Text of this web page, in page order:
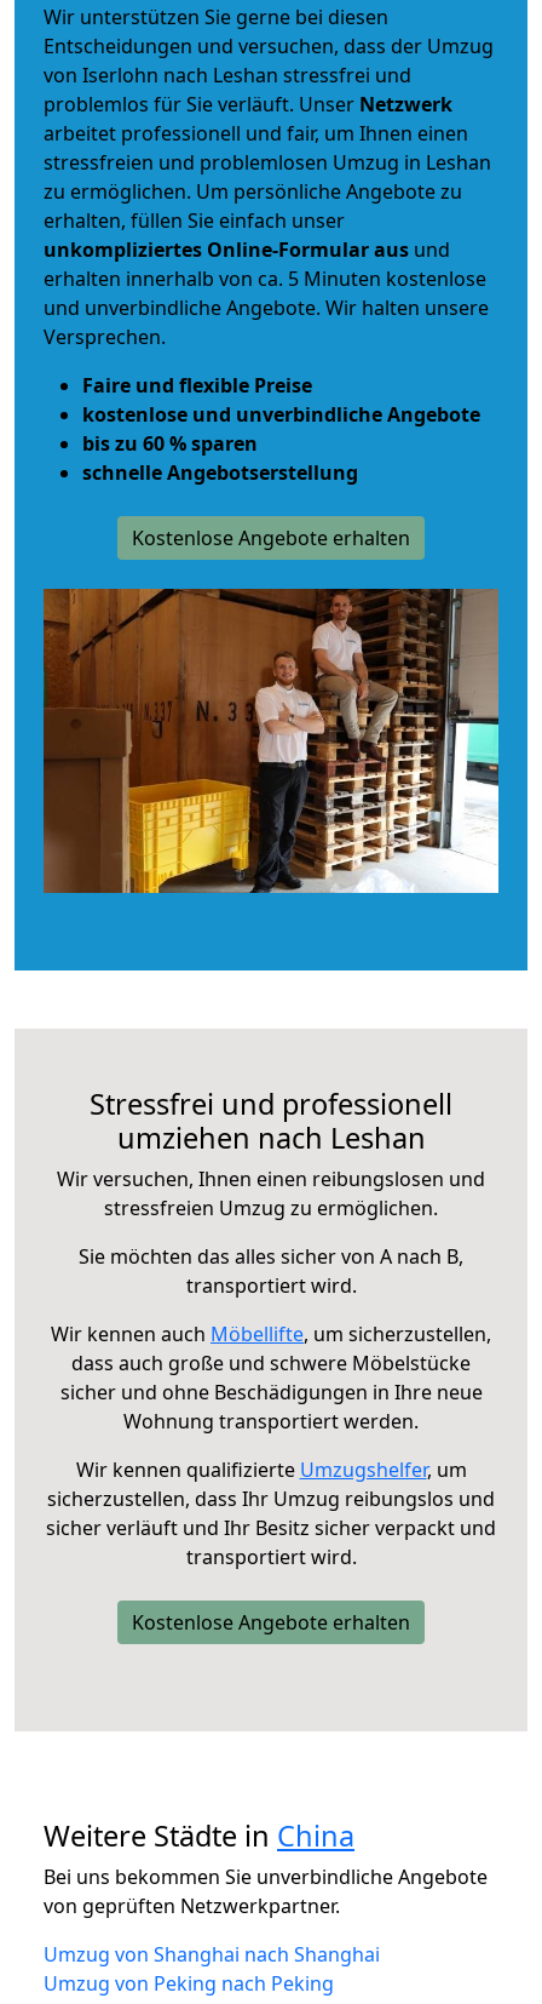
Wir unterstützen Sie gerne bei diesen
Entscheidungen und versuchen, dass der Umzug
von Iserlohn nach Leshan stressfrei und
problemlos für Sie verläuft. Unser Netzwerk
arbeitet professionell und fair, um Ihnen einen
stressfreien und problemlosen Umzug in Leshan
zu ermöglichen. Um persönliche Angebote zu
erhalten, füllen Sie einfach unser
unkompliziertes Online-Formular aus und
erhalten innerhalb von ca. 5 Minuten kostenlose
und unverbindliche Angebote. Wir halten unsere
Versprechen.
Faire und flexible Preise
kostenlose und unverbindliche Angebote
bis zu 60 % sparen
schnelle Angebotserstellung
Kostenlose Angebote erhalten
Stressfrei und professionell
umziehen nach Leshan
Wir versuchen, Ihnen einen reibungslosen und
stressfreien Umzug zu ermöglichen.
Sie möchten das alles sicher von A nach B,
transportiert wird.
Wir kennen auch Möbellifte, um sicherzustellen,
dass auch große und schwere Möbelstücke
sicher und ohne Beschädigungen in Ihre neue
Wohnung transportiert werden.
Wir kennen qualifizierte Umzugshelfer, um
sicherzustellen, dass Ihr Umzug reibungslos und
sicher verläuft und Ihr Besitz sicher verpackt und
transportiert wird.
Kostenlose Angebote erhalten
Weitere Städte in China
Bei uns bekommen Sie unverbindliche Angebote
von geprüften Netzwerkpartner.
Umzug von Shanghai nach Shanghai
Umzug von Peking nach Peking